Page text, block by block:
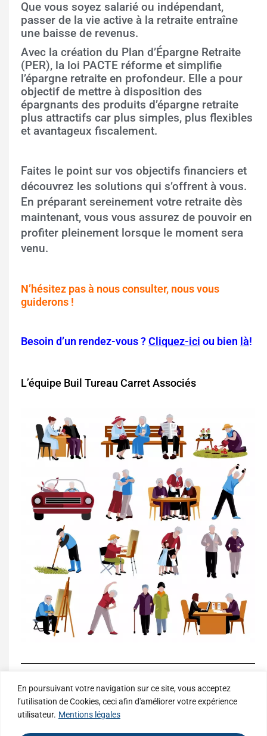
En poursuivant votre navigation sur ce site, vous acceptez
l’utilisation de Cookies, ceci afin d'améliorer votre expérience
utilisateur. Mentions légales
Que vous soyez salarié ou indépendant,
passer de la vie active à la retraite entraîne
une baisse de revenus.
Avec la création du Plan d’Épargne Retraite
(PER), la loi PACTE réforme et simplifie
l’épargne retraite en profondeur. Elle a pour
objectif de mettre à disposition des
épargnants des produits d’épargne retraite
plus attractifs car plus simples, plus flexibles
et avantageux fiscalement.
Faites le point sur vos objectifs financiers et
découvrez les solutions qui s’offrent à vous.
En préparant sereinement votre retraite dès
maintenant, vous vous assurez de pouvoir en
profiter pleinement lorsque le moment sera
venu.
N’hésitez pas à nous consulter, nous vous
guiderons !
Besoin d’un rendez-vous ?Cliquez-ici ou bien là!
L’équipe Buil Tureau Carret Associés
Contact